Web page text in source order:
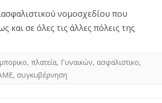
νομοσχεδίου που
και σε όλες τις άλλες πόλεις της
, πλατεία, Γυναικών, ασφαλιστικο,
, συγκυβέρνηση